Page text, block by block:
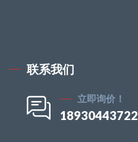
联系我们
立即询价！
18930443722